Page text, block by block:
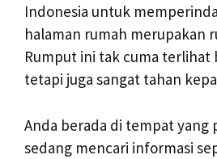
Indonesia untuk
halaman rumah merupakan
Rumput ini tak cuma terlihat
tetapi juga sangat tahan
Anda berada di tempat yang
sedang mencari informasi